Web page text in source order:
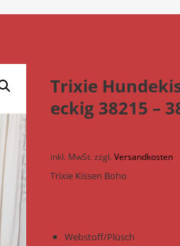
Trixie
eckig 38215 –
inkl. MwSt. zzgl.Versandkosten
Trixie Kissen Boho
Webstoff/Plüsch